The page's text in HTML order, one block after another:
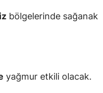
bölgelerinde sağanak
yağmur etkili olacak.